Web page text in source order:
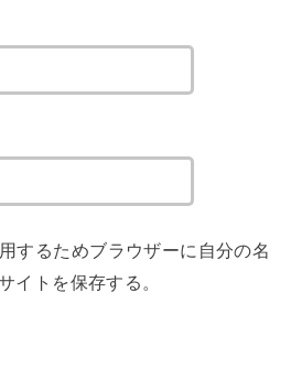
するためブラウザーに自分の名
イトを保存する。